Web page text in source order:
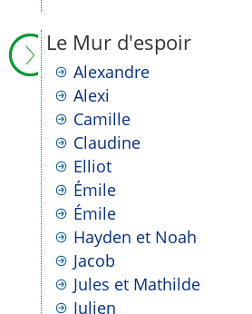
Le Mur d'espoir
Alexandre
Alexi
Camille
Claudine
Elliot
Émile
Émile
Hayden et Noah
Jacob
Jules et Mathilde
Julien